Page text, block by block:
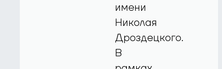
имени
Николая
Дроздецкого.
В